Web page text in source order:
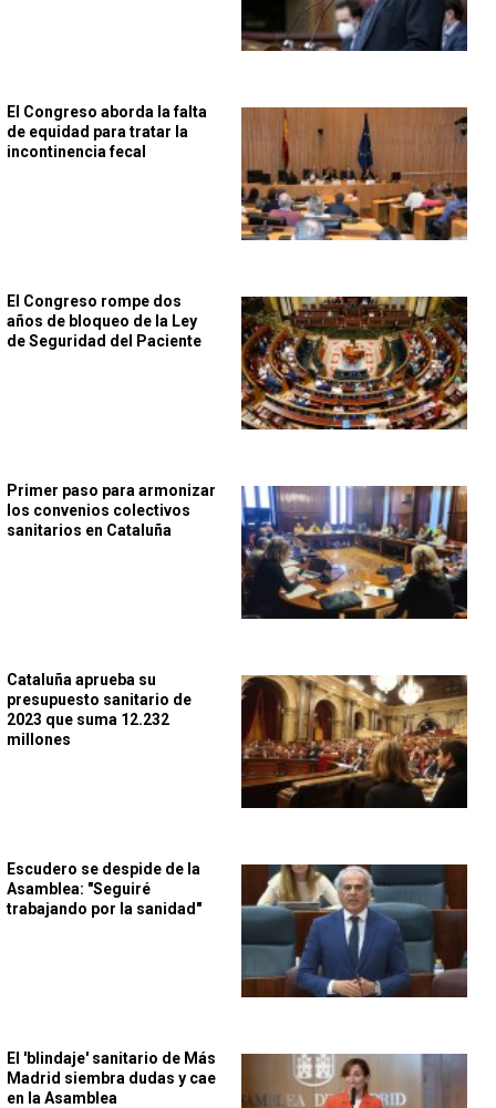
El Congreso aborda la falta
de equidad para tratar la
incontinencia fecal
El Congreso rompe dos
años de bloqueo de la Ley
de Seguridad del Paciente
Primer paso para armonizar
los convenios colectivos
sanitarios en Cataluña
Cataluña aprueba su
presupuesto sanitario de
2023 que suma 12.232
millones
Escudero se despide de la
Asamblea: "Seguiré
trabajando por la sanidad"
El 'blindaje' sanitario de Más
Madrid siembra dudas y cae
en la Asamblea